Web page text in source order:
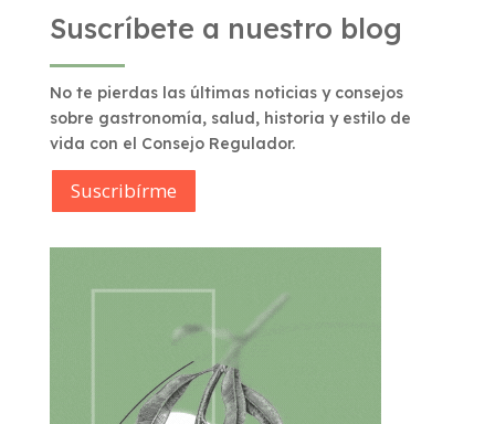
Suscríbete a nuestro blog
No te pierdas las últimas noticias y consejos
sobre gastronomía, salud, historia y estilo de
vida con el Consejo Regulador.
Suscribírme